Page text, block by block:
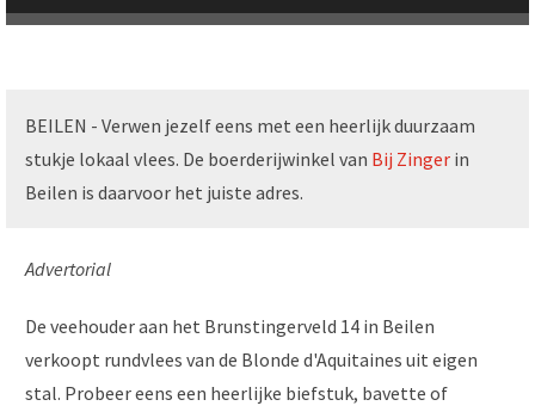
BEILEN - Verwen jezelf eens met een heerlijk duurzaam
stukje lokaal vlees. De boerderijwinkel van Bij Zinger in
Beilen is daarvoor het juiste adres.
Advertorial
De veehouder aan het Brunstingerveld 14 in Beilen
verkoopt rundvlees van de Blonde d'Aquitaines uit eigen
stal. Probeer eens een heerlijke biefstuk, bavette of